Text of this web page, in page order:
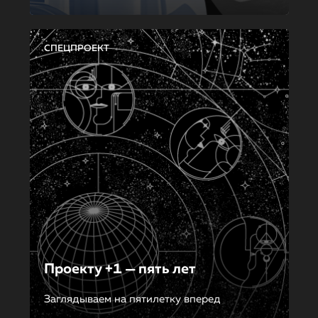
СПЕЦПРОЕКТ
Проекту +1 — пять лет
Заглядываем на пятилетку вперед